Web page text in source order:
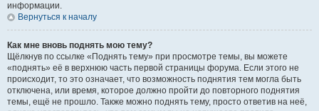
информации.
Вернуться к началу
Как мне вновь поднять мою тему?
Щёлкнув по ссылке «Поднять тему» при просмотре темы, вы можете
«поднять» её в верхнюю часть первой страницы форума. Если этого не
происходит, то это означает, что возможность поднятия тем могла быть
отключена, или время, которое должно пройти до повторного поднятия
темы, ещё не прошло. Также можно поднять тему, просто ответив на неё,